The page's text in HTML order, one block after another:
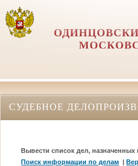
СУДЕБНОЕ
Вывести список дел, назначенных
Поиск информации по делам |